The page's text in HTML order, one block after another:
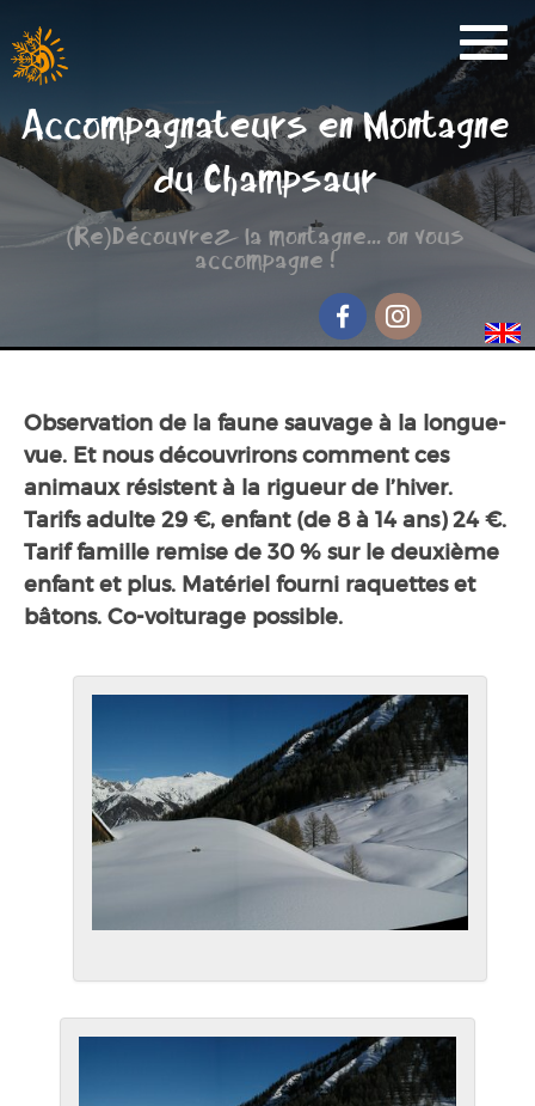
Accompagnateurs en Montagne
du Champsaur
(Re)Découvrez la montagne... on vous
accompagne !
FacebookInstagram
Activités
Réservation
Nos Partenaires
Scolaire
Groupe de randonnée
Séjour jeunesse
Contact et accès
Observation de la faune sauvage à la longue-
vue. Et nous découvrirons comment ces
animaux résistent à la rigueur de l’hiver.
Tarifs adulte 29 €, enfant (de 8 à 14 ans) 24 €.
Tarif famille remise de 30 % sur le deuxième
enfant et plus. Matériel fourni raquettes et
bâtons. Co-voiturage possible.